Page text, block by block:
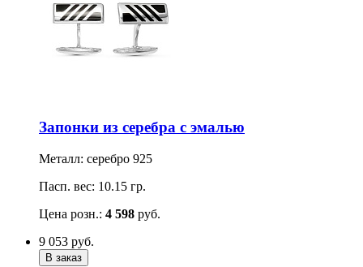
Запонки из серебра с эмалью
Металл: серебро 925
Пасп. вес: 10.15 гр.
Цена розн.: 4 598 руб.
9 053 руб.